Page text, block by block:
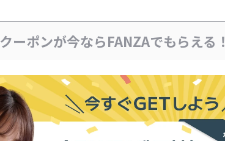
ーポンが今ならFANZAでもらえる！